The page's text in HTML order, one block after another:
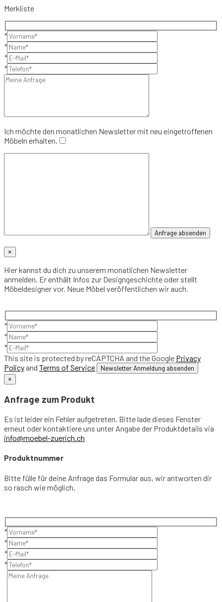
Merkliste
*
*
*
*
Ich möchte den monatlichen Newsletter mit neu eingetroffenen
Möbeln erhalten.
×
Hier kannst du dich zu unserem monatlichen Newsletter
anmelden. Er enthält Infos zur Designgeschichte oder stellt
Möbeldesigner vor. Neue Möbel veröffentlichen wir auch.
*
*
*
This site is protected by reCAPTCHA and the Google Privacy
Policy and Terms of Service
×
Anfrage zum Produkt
Es ist leider ein Fehler aufgetreten. Bitte lade dieses Fenster
erneut oder kontaktiere uns unter Angabe der Produktdetails via
info@moebel-zuerich.ch
Produktnummer
Bitte fülle für deine Anfrage das Formular aus, wir antworten dir
so rasch wie möglich.
*
*
*
*